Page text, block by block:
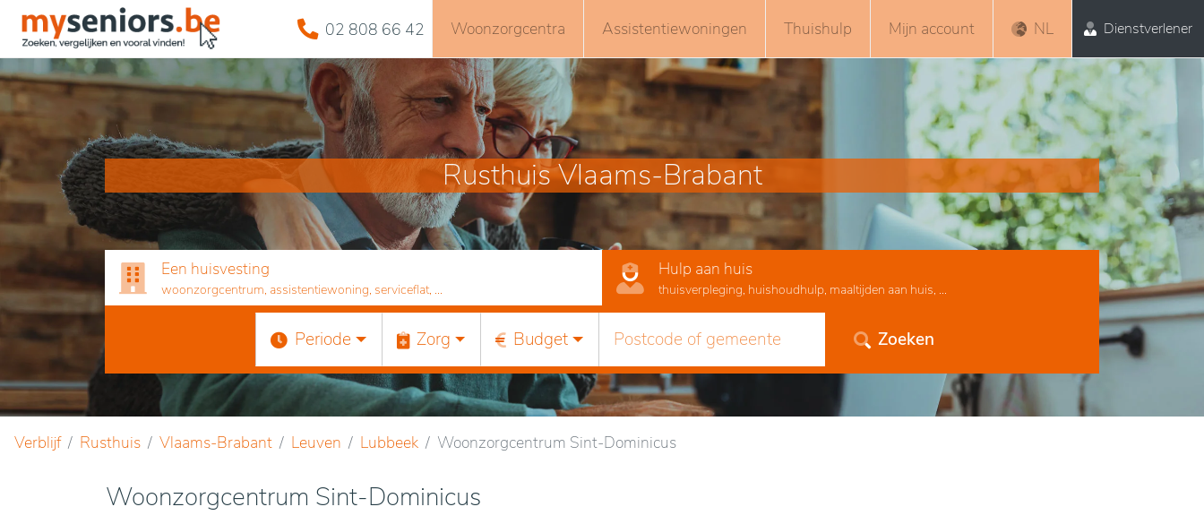
02 808 66 42 Woonzorgcentra Assistentiewoningen Thuishulp Mijn account NL Dienstverlener
Rusthuis Vlaams-Brabant
Een huisvesting
woonzorgcentrum, assistentiewoning, serviceflat, ...
Hulp aan huis
thuisverpleging, huishoudhulp, maaltijden aan huis, ...
Periode Zorg Budget Zoeken
Verblijf Rusthuis Vlaams-Brabant Leuven Lubbeek Woonzorgcentrum Sint-Dominicus
Woonzorgcentrum Sint-Dominicus